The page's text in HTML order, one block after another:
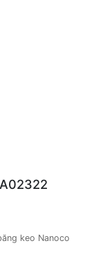
keo Nanoco